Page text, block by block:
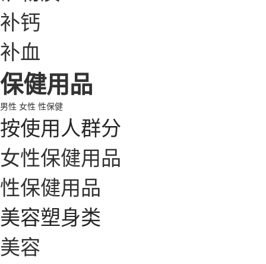
补钙
补血
保健用品
男性 女性 性保健
按使用人群分
女性保健用品
性保健用品
美容塑身类
美容